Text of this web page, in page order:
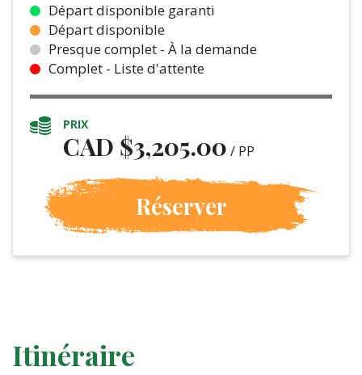
Départ disponible garanti
Départ disponible
Presque complet - À la demande
Complet - Liste d'attente
PRIX
CAD $3,205.00 / PP
Réserver
Itinéraire